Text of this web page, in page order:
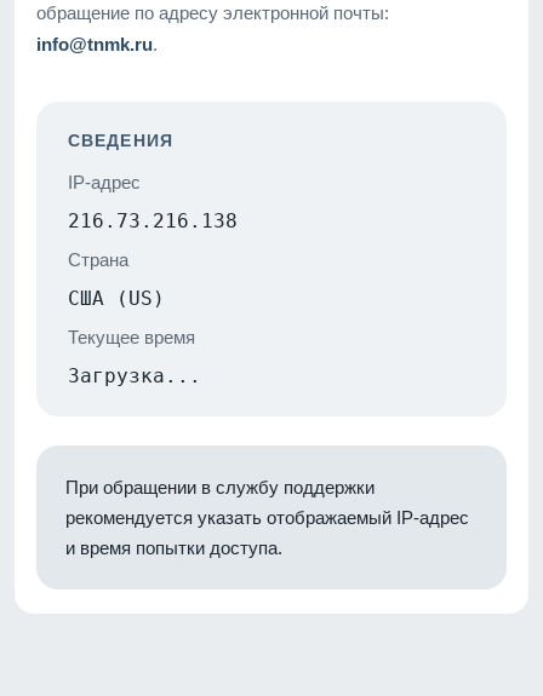
обращение по адресу электронной почты:
info@tnmk.ru.
СВЕДЕНИЯ
IP-адрес
216.73.216.138
Страна
США (US)
Текущее время
Загрузка...
При обращении в службу поддержки
рекомендуется указать отображаемый IP-адрес
и время попытки доступа.